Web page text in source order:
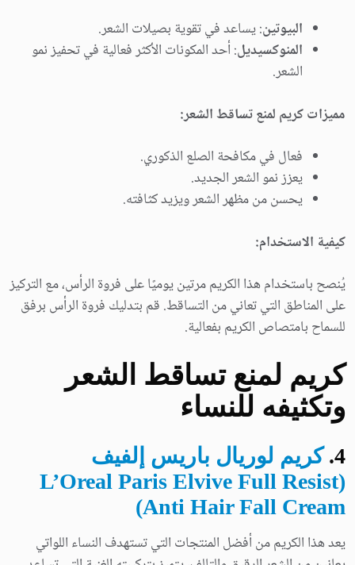
البيوتين: يساعد في تقوية بصيلات الشعر.
المنوكسيديل: أحد المكونات الأكثر فعالية في تحفيز نمو
الشعر.
مميزات كريم لمنع تساقط الشعر:
فعال في مكافحة الصلع الذكوري.
يعزز نمو الشعر الجديد.
يحسن من مظهر الشعر ويزيد كثافته.
كيفية الاستخدام:
يُنصح باستخدام هذا الكريم مرتين يوميًا على فروة الرأس، مع التركيز
على المناطق التي تعاني من التساقط. قم بتدليك فروة الرأس برفق
للسماح بامتصاص الكريم بفعالية.
كريم لمنع تساقط الشعر
وتكثيفه للنساء
4
.كريم لوريال باريس إلفيف
(L’Oreal Paris Elvive Full Resist
Anti Hair Fall Cream)
يعد هذا الكريم من أفضل المنتجات التي تستهدف النساء اللواتي